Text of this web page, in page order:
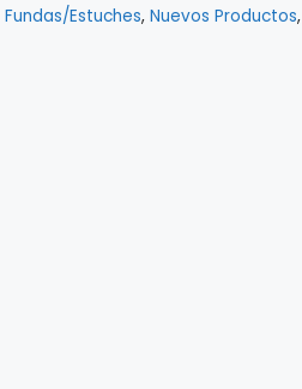
Fundas/Estuches, Nuevos Productos,